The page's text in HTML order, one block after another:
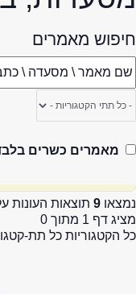
חיפוש מאמרים
מאמרים כשרים
נמצאו 9 תוצאות העונות
מציג דף 1 מתוך 0
כל הקטגוריות כל תת-